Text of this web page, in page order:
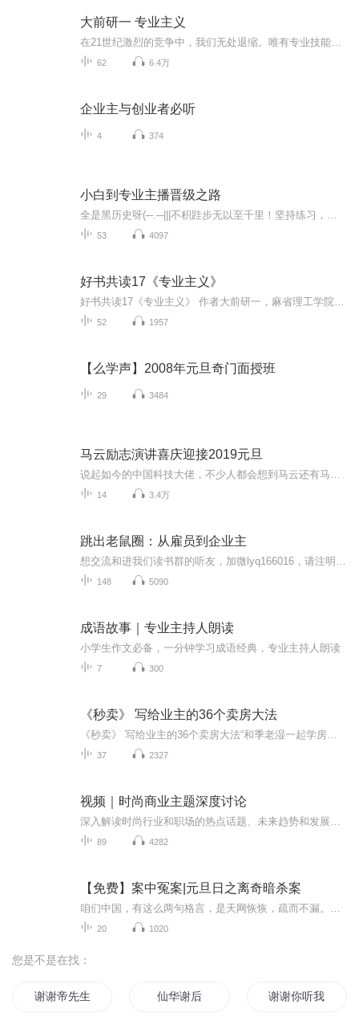
大前研一 专业主义
62 6.4万
企业主与创业者必听
4 374
小白到专业主播晋级之路
53 4097
好书共读17《专业主义》
52 1957
【么学声】2008年元旦奇门面授班
29 3484
马云励志演讲喜庆迎接2019元旦
14 3.4万
跳出老鼠圈：从雇员到企业主
148 5090
成语故事｜专业主持人朗读
小学生作文必备，一分钟学习成语经典，专业主持人朗读
7 300
《秒卖》 写给业主的36个卖房大法
37 2327
视频｜时尚商业主题深度讨论
89 4282
【免费】案中冤案|元旦日之离奇暗杀案
20 1020
您是不是在找：
谢谢帝先生 仙华谢后 谢谢你听我的声音